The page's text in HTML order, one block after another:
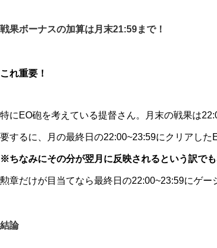
戦果ボーナスの加算は月末21:59まで！
これ重要！
特にEO砲を考えている提督さん。月末の戦果は
要するに、月の最終日の22:00~23:59にクリアし
※ちなみにその分が翌月に反映されるという訳で
勲章だけが目当てなら最終日の22:00~23:59にゲー
結論